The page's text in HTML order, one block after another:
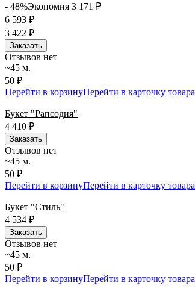
- 48%Экономия 3 171 ₽
6 593 ₽
3 422 ₽
Заказать
Отзывов нет
~45 м.
50 ₽
Перейти в корзинуПерейти в карточку товара
Букет "Рапсодия"
4 410 ₽
Заказать
Отзывов нет
~45 м.
50 ₽
Перейти в корзинуПерейти в карточку товара
Букет "Стиль"
4 534 ₽
Заказать
Отзывов нет
~45 м.
50 ₽
Перейти в корзинуПерейти в карточку товара